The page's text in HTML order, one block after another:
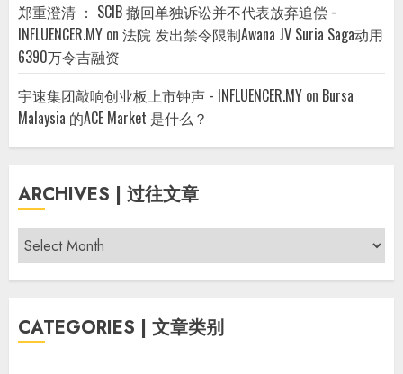
郑重澄清 ： SCIB 撤回单独诉讼并不代表放弃追偿 -
INFLUENCER.MY on 法院 发出禁令限制Awana JV Suria Saga动用
6390万令吉融资
宇速集团敲响创业板上市钟声 - INFLUENCER.MY on Bursa
Malaysia 的ACE Market 是什么？
ARCHIVES | 过往文章
Archives
|
过
文
CATEGORIES | 文章类别